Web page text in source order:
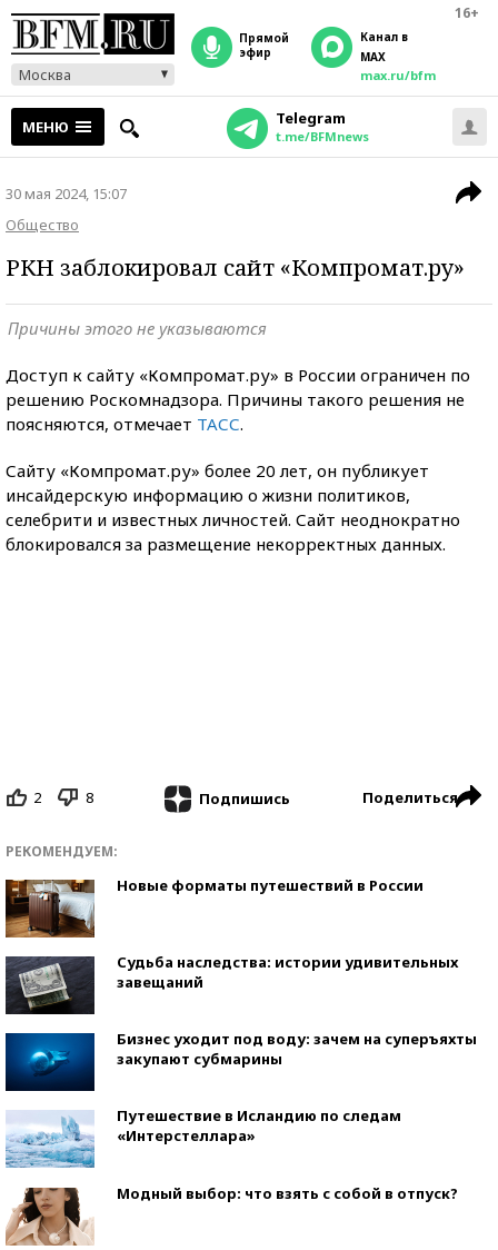
16+
Москва
прямой
эфир
Канал в
MAX
max.ru/bfm
МЕНЮ Telegram
t.me/BFMnews
30 мая 2024, 15:07
Общество
РКН заблокировал сайт «Компромат.ру»
Причины этого не указываются
Доступ к сайту «Компромат.ру» в России ограничен по
решению Роскомнадзора. Причины такого решения не
поясняются, отмечает ТАСС.
Сайту «Компромат.ру» более 20 лет, он публикует
инсайдерскую информацию о жизни политиков,
селебрити и известных личностей. Сайт неоднократно
блокировался за размещение некорректных данных.
2 8 Подпишись Поделиться
РЕКОМЕНДУЕМ:
Новые форматы путешествий в России
Судьба наследства: истории удивительных
завещаний
Бизнес уходит под воду: зачем на суперъяхты
закупают субмарины
Путешествие в Исландию по следам
«Интерстеллара»
Модный выбор: что взять с собой в отпуск?